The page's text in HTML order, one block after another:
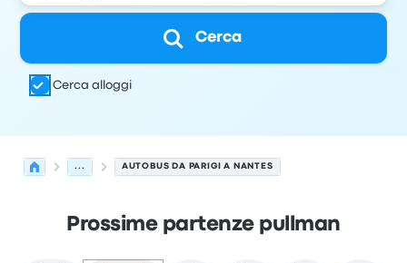
Cerca
Cerca alloggi
... AUTOBUS DA PARIGI A NANTES
Prossime partenze pullman